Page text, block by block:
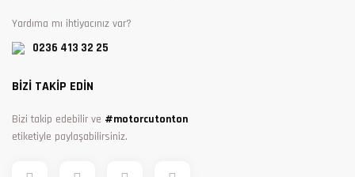
Yardıma mı ihtiyacınız var?
0236 413 32 25
BİZİ TAKİP EDİN
Bizi takip edebilir ve #motorcutonton
etiketiyle paylaşabilirsiniz.